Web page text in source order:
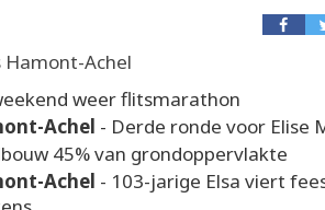
Hamont-Achel
weer flitsmarathon
Achel - Derde ronde voor Elise
45% van grondoppervlakte
Achel - 103-jarige Elsa viert